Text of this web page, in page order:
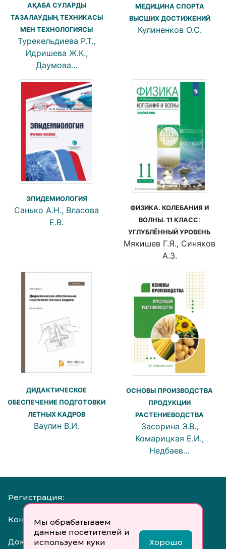
Мы обрабатываем
данные посетителей и
используем куки
Хорошо
АҚАБА СУЛАРДЫ
ТАЗАЛАУДЫҢ ТЕХНИКАСЫ
МЕН ТЕХНОЛОГИЯСЫ
Турекельдиева Р.Т.,
Идришева Ж.К.,
Даумова…
МЕДИЦИНА СПОРТА
ВЫСШИХ ДОСТИЖЕНИЙ
Кулиненков О.С.
ЭПИДЕМИОЛОГИЯ
Санько А.Н., Власова
Е.В.
ФИЗИКА. КОЛЕБАНИЯ И
ВОЛНЫ. 11 КЛАСС:
УГЛУБЛЁННЫЙ УРОВЕНЬ
Мякишев Г.Я., Синяков
А.З.
ДИДАКТИЧЕСКОЕ
ОБЕСПЕЧЕНИЕ ПОДГОТОВКИ
ЛЕТНЫХ КАДРОВ
Ваулин В.И.
ОСНОВЫ ПРОИЗВОДСТВА
ПРОДУКЦИИ
РАСТЕНИЕВОДСТВА
Засорина Э.В.,
Комарицкая Е.И.,
Недбаев…
Регистрация:
Контакты:
Документы: